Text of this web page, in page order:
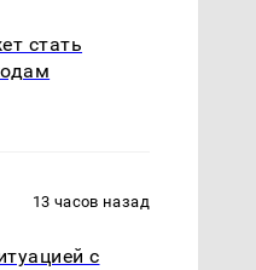
стать
13 часов назад
с